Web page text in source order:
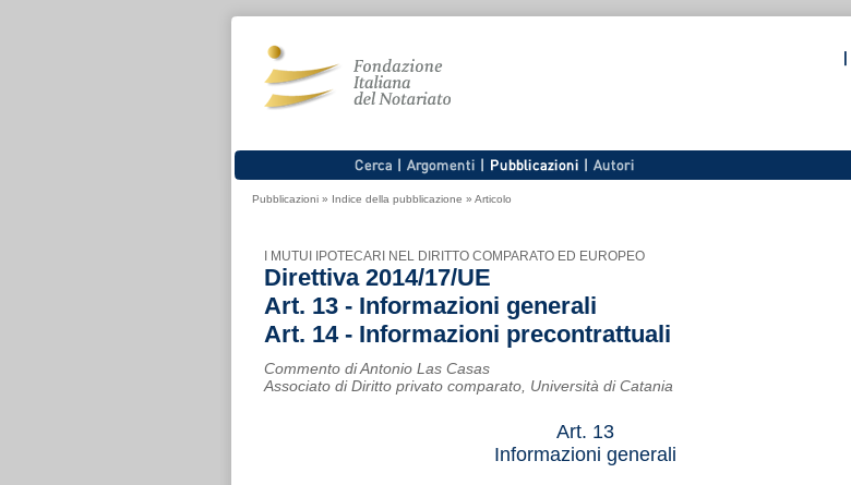
Pubblicazioni » Indice della pubblicazione » Articolo
I MUTUI IPOTECARI NEL DIRITTO COMPARATO ED EUROPEO
Direttiva 2014/17/UE
Art. 13 - Informazioni generali
Art. 14 - Informazioni precontrattuali
Commento di Antonio Las Casas
Associato di Diritto privato comparato, Università di Catania
Art. 13
Informazioni generali